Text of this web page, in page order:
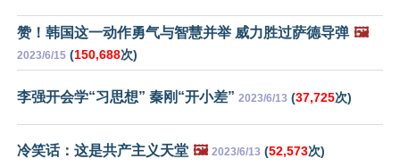
赞！韩国这一动作勇气与智慧并举 威力胜过萨德导弹 🖼️
2023/6/15 (150,688次)
李强开会学“习思想” 秦刚“开小差” 2023/6/13 (37,725次)
冷笑话：这是共产主义天堂 🖼️ 2023/6/13 (52,573次)